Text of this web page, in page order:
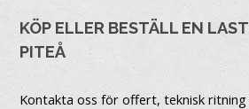
KÖP ELLER BESTÄLL EN
PITEÅ
Kontakta oss för offert, teknisk ritning